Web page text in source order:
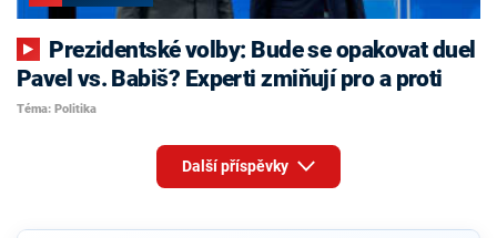
Pavel vs. Babiš? Experti zmiňují pro a proti
Téma: Politika
Další příspěvky